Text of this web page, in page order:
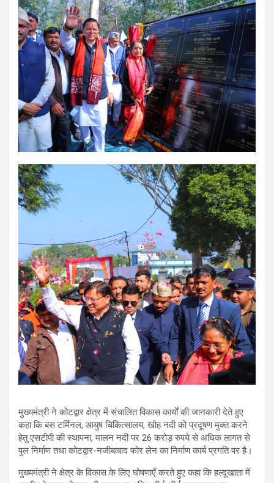
मुख्यमंत्री ने कोटद्वार क्षेत्र में संचालित विकास कार्यों की जानकारी देते हुए
कहा कि बस टर्मिनल, आयुष चिकित्सालय, खोह नदी को प्रदूषण मुक्त करने
हेतु एसटीपी की स्थापना, मालन नदी पर 26 करोड़ रुपये से अधिक लागत से
पुल निर्माण तथा कोटद्वार-नजीबाबाद फोर लेन का निर्माण कार्य प्रगति पर है।
मुख्यमंत्री ने क्षेत्र के विकास के लिए घोषणाएँ करते हुए कहा कि हल्दूखाता में